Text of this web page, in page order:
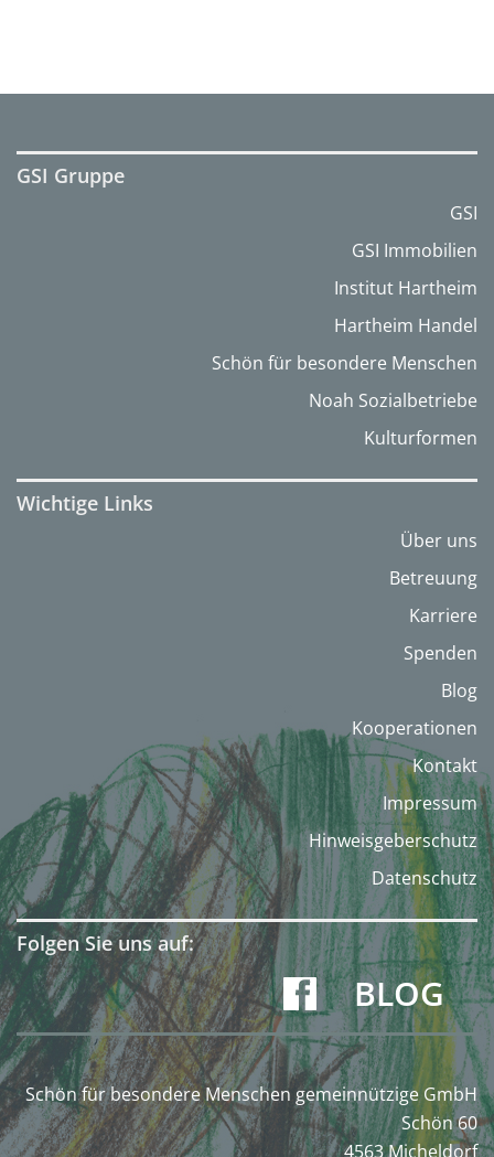
GSI Gruppe
GSI
GSI Immobilien
Institut Hartheim
Hartheim Handel
Schön für besondere Menschen
Noah Sozialbetriebe
Kulturformen
Wichtige Links
Über uns
Betreuung
Karriere
Spenden
Blog
Kooperationen
Kontakt
Impressum
Hinweisgeberschutz
Datenschutz
Folgen Sie uns auf:
BLOG
Schön für besondere Menschen gemeinnützige GmbH
Schön 60
4563 Micheldorf